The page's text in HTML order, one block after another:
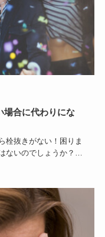
場合に代わりにな
栓抜きがない！困りま
ないのでしょうか？こ